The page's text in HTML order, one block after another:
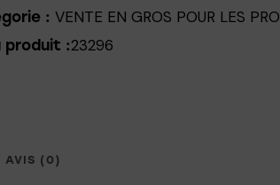
: VENTE EN GROS POUR LES PRO
produit :23296
AVIS (0)